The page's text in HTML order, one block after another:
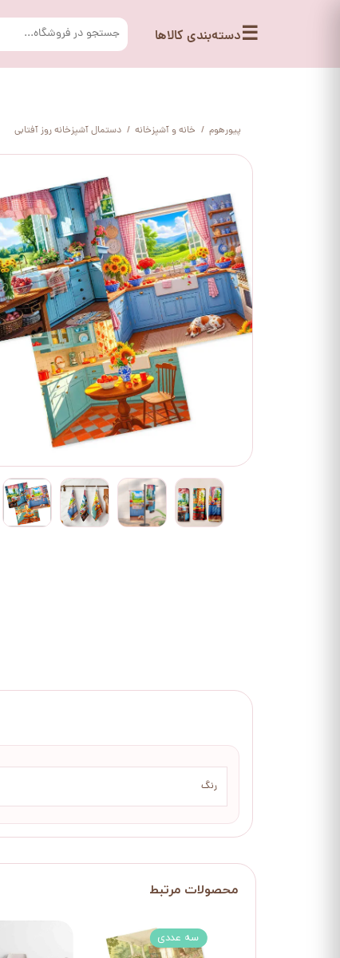
☰دسته‌بندی کالاها
پیورهوم خانه و آشپزخانه دستمال آشپزخانه روز آفتابی
رنگ
سه عددی